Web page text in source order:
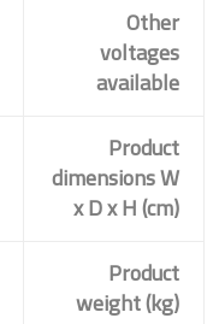
Other
voltages
available
Product
dimensions W
x D x H (cm)
Product
weight (kg)